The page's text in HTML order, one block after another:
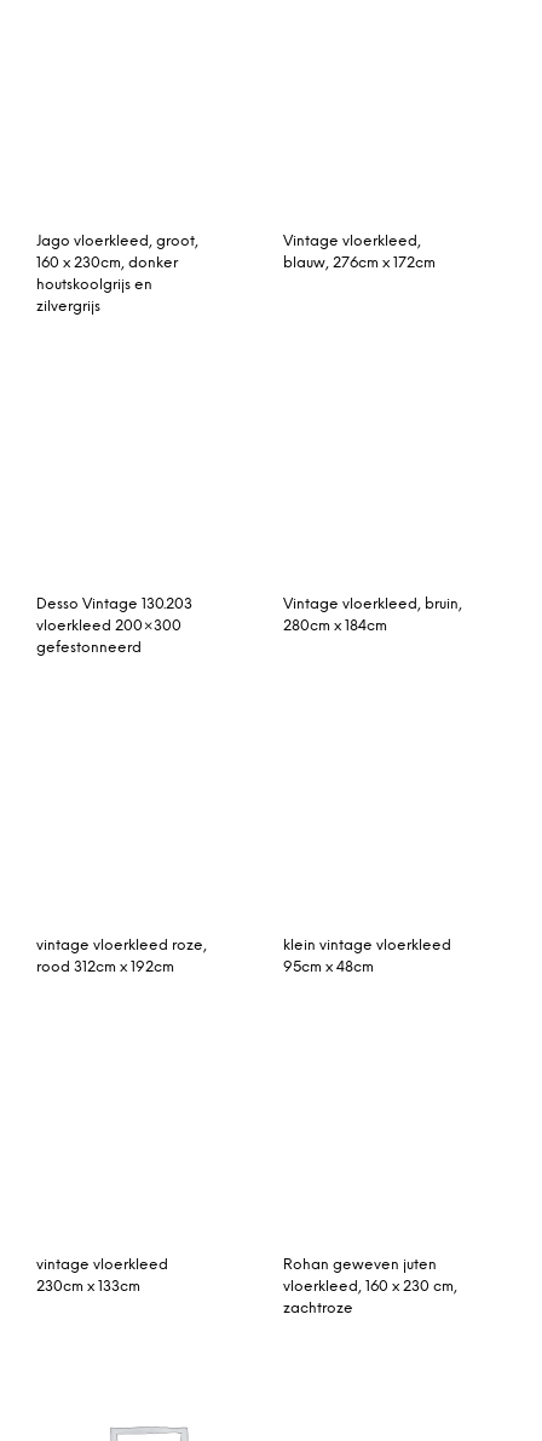
Jago vloerkleed, groot,
160 x 230cm, donker
houtskoolgrijs en
zilvergrijs
Vintage vloerkleed,
blauw, 276cm x 172cm
Desso Vintage 130.203
vloerkleed 200×300
gefestonneerd
Vintage vloerkleed, bruin,
280cm x 184cm
vintage vloerkleed roze,
rood 312cm x 192cm
klein vintage vloerkleed
95cm x 48cm
vintage vloerkleed
230cm x 133cm
Rohan geweven juten
vloerkleed, 160 x 230 cm,
zachtroze